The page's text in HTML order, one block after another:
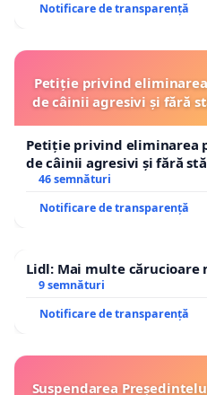
Notificare de transparență
Petiție privind
de câinii agresivi și fără
Petiție privind eliminarea
de câinii agresivi și fără
46 semnături
Notificare de transparență
Lidl: Mai multe
9 semnături
Notificare de transparență
Suspendarea